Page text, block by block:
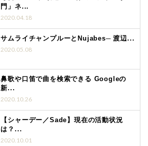
門」ネ...
2020.04.18
サムライチャンプルーとNujabes─ 渡辺...
2020.05.08
鼻歌や口笛で曲を検索できる Googleの
新...
2020.10.26
【シャーデー／Sade】現在の活動状況
は？...
2020.10.01